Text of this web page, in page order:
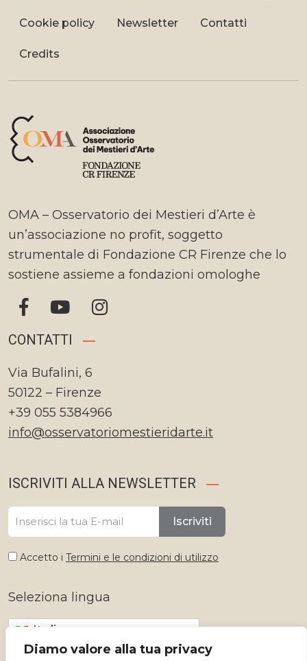
Diamo valore alla tua privacy
Cookie policy Newsletter Contatti
Credits
OMA – Osservatorio dei Mestieri d’Arte è
un’associazione no profit, soggetto
strumentale di Fondazione CR Firenze che lo
sostiene assieme a fondazioni omologhe
CONTATTI
Via Bufalini, 6
50122 – Firenze
+39 055 5384966
info@osservatoriomestieridarte.it
ISCRIVITI ALLA NEWSLETTER
Iscriviti
Accetto i Termini e le condizioni di utilizzo
Seleziona lingua
Italiano